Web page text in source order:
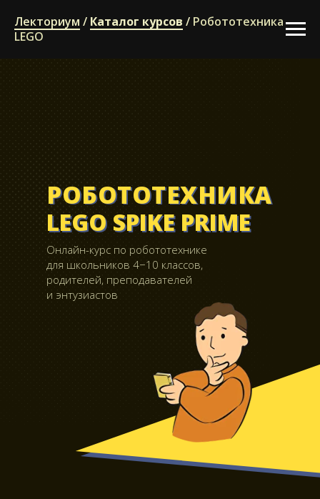
Лекториум / Каталог курсов / Робототехника
LEGO
LEGO SPIKE PRIME
LEGO SPIKE PRIME
РОБОТОТЕХНИКА
РОБОТОТЕХНИКА
Онлайн-курс по робототехнике
для школьников 4−10 классов,
родителей, преподавателей
и энтузиастов